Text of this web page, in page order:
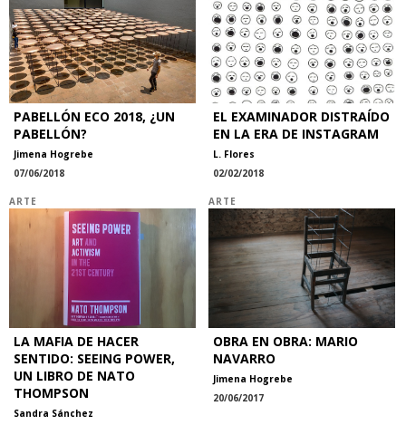
PABELLÓN ECO 2018, ¿UN
PABELLÓN?
Jimena Hogrebe
07/06/2018
EL EXAMINADOR DISTRAÍDO
EN LA ERA DE INSTAGRAM
L. Flores
02/02/2018
ARTE
LA MAFIA DE HACER
SENTIDO: SEEING POWER,
UN LIBRO DE NATO
THOMPSON
Sandra Sánchez
ARTE
OBRA EN OBRA: MARIO
NAVARRO
Jimena Hogrebe
20/06/2017